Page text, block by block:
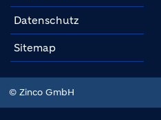
Datenschutz
Sitemap
© Zinco GmbH